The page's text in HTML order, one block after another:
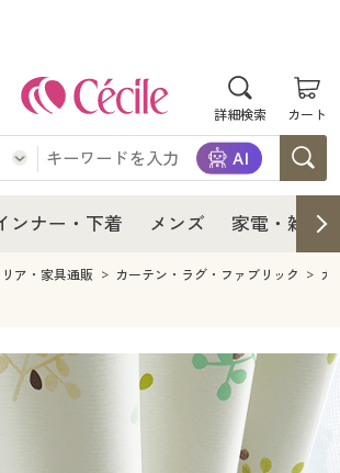
詳細検索 カート
ョン
すべて
ズ下着
ン・家具
家具通販すべて
ンナー・下着 メンズ 家電・雑貨
て
ョン
すべて
ンズ下着
用品
家具通販すべて
て
ア・家具通販 カーテン・ラグ・ファブリック カ